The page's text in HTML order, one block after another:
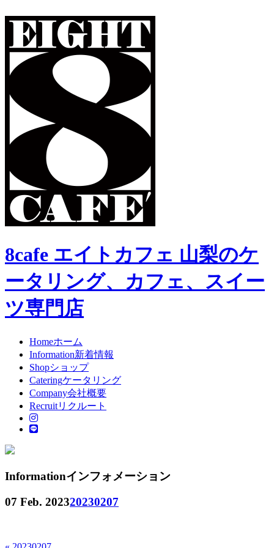
8cafe エイトカフェ 山梨のケ
ータリング、カフェ、スイー
ツ専門店
Homeホーム
Information新着情報
Shopショップ
Cateringケータリング
Company会社概要
Recruitリクルート
Informationインフォメーション
07 Feb. 202320230207